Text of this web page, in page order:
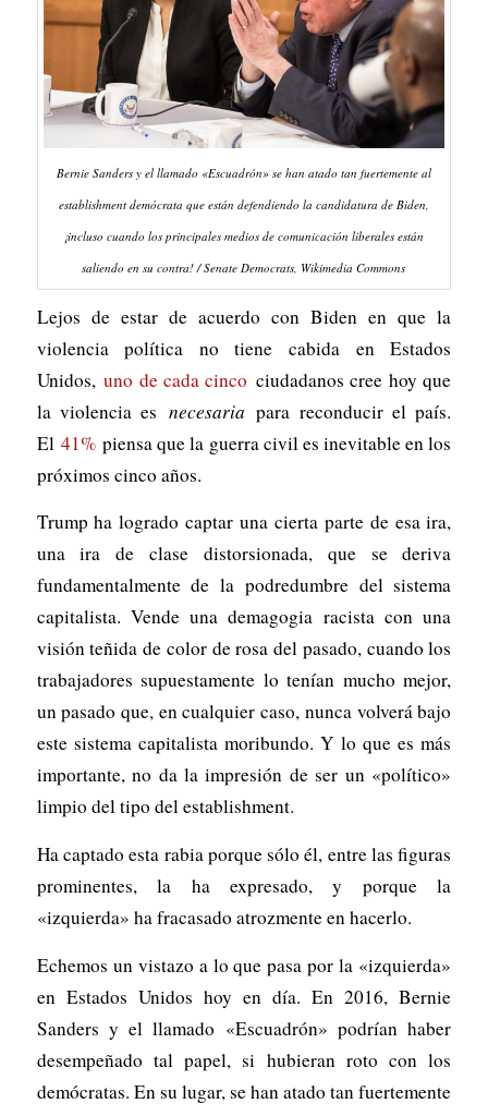
Bernie Sanders y el llamado «Escuadrón» se han atado tan fuertemente al
establishment demócrata que están defendiendo la candidatura de Biden,
¡incluso cuando los principales medios de comunicación liberales están
saliendo en su contra! / Senate Democrats, Wikimedia Commons
Lejos de estar de acuerdo con Biden en que la
violencia política no tiene cabida en Estados
Unidos,uno de cada cinco ciudadanos cree hoy que
la violencia es necesariapara reconducir el país.
El41%piensa que la guerra civil es inevitable en los
próximos cinco años.
Trump ha logrado captar una cierta parte de esa ira,
una ira de clase distorsionada, que se deriva
fundamentalmente de la podredumbre del sistema
capitalista. Vende una demagogia racista con una
visión teñida de color de rosa del pasado, cuando los
trabajadores supuestamente lo tenían mucho mejor,
un pasado que, en cualquier caso, nunca volverá bajo
este sistema capitalista moribundo. Y lo que es más
importante, no da la impresión de ser un «político»
limpio del tipo del establishment.
Ha captado esta rabia porque sólo él, entre las figuras
prominentes, la ha expresado, y porque la
«izquierda» ha fracasado atrozmente en hacerlo.
Echemos un vistazo a lo que pasa por la «izquierda»
en Estados Unidos hoy en día. En 2016, Bernie
Sanders y el llamado «Escuadrón» podrían haber
desempeñado tal papel, si hubieran roto con los
demócratas. En su lugar, se han atado tan fuertemente